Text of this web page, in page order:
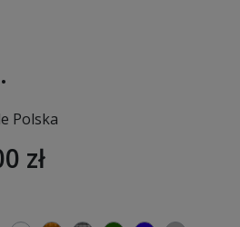
Polska
zł